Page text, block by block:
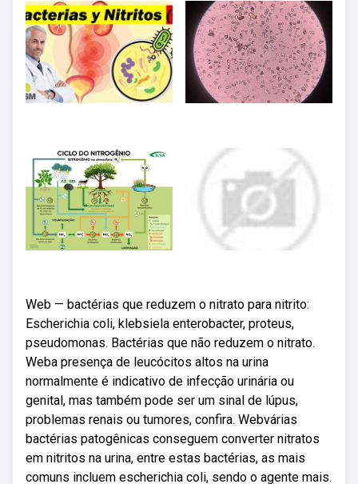
Web — bactérias que reduzem o nitrato para nitrito:
Escherichia coli, klebsiela enterobacter, proteus,
pseudomonas. Bactérias que não reduzem o nitrato.
Weba presença de leucócitos altos na urina
normalmente é indicativo de infecção urinária ou
genital, mas também pode ser um sinal de lúpus,
problemas renais ou tumores, confira. Webvárias
bactérias patogênicas conseguem converter nitratos
em nitritos na urina, entre estas bactérias, as mais
comuns incluem escherichia coli, sendo o agente mais.